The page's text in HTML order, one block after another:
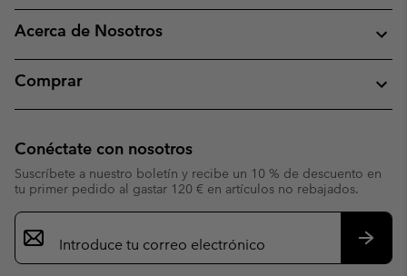
Acerca de Nosotros
Comprar
Conéctate con nosotros
Suscríbete a nuestro boletín y recibe un 10 % de descuento en
tu primer pedido al gastar 120 € en artículos no rebajados.
Suscripción
de
correo